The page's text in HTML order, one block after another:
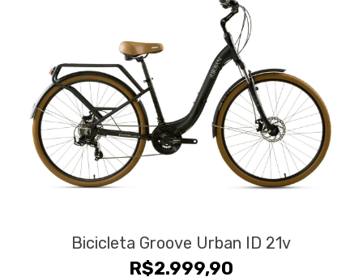
Bicicleta Groove Urban ID 21v
R$2.999,90